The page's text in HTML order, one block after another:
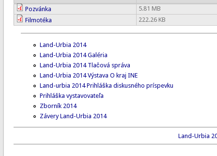
Pozvánka
5.81 MB
Filmotéka
222.26 KB
Land-Urbia 2014
Land-Urbia 2014 Galéria
Land-Urbia 2014 Tlačová správa
Land-Urbia 2014 Výstava O kraj INE
Land-urbia 2014 Prihláška diskusného príspevku
Prihláška vystavovateľa
Zborník 2014
Závery Land-Urbia 2014
Land-Urbia